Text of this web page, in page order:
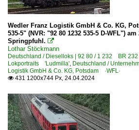
Rbf Halle (Saale)
Rbf Leipzig-Engelsdorf
Rbf Magdeburg-Rothensee
Rbf Nürnberg
Historisches
Museen und Ausstellungen
Wedler Franz Logistik GmbH & Co. KG,
535-5" (NVR: "92 80 1232 535-5 D-WFL")
Springpfuhl. 
Lothar Stöckmann
Deutschland / Dieselloks | 92 80 / 1 232 BR
Lokportraits 'Ludmilla', Deutschland /
Logistik GmbH & Co. KG, Potsdam ·WFL·
 431 1200x744 Px, 24.04.2024